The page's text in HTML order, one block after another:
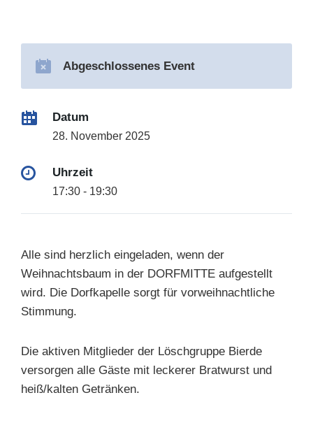
Abgeschlossenes Event
Datum
28. November 2025
Uhrzeit
17:30 - 19:30
Alle sind herzlich eingeladen, wenn der
Weihnachtsbaum in der DORFMITTE aufgestellt
wird. Die Dorfkapelle sorgt für vorweihnachtliche
Stimmung.
Die aktiven Mitglieder der Löschgruppe Bierde
versorgen alle Gäste mit leckerer Bratwurst und
heiß/kalten Getränken.